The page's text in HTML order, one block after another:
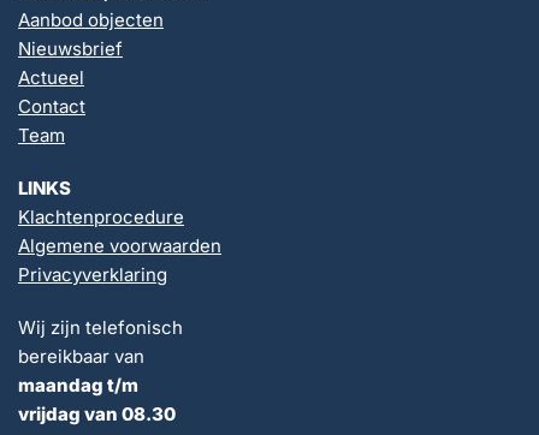
Aanbod objecten
Nieuwsbrief
Actueel
Contact
Team
LINKS
Klachtenprocedure
Algemene voorwaarden
Privacyverklaring
Wij zijn telefonisch
bereikbaar van
maandag t/m
vrijdag van 08.30